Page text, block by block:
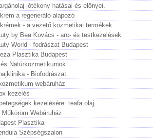
jótékony hatásai és előnyei.
a regeneráló alapozó
- a vezető kozmetikai termékek.
by Bea Kovács - arc- és testkezelések
World - fodrászat Budapest
Plasztika Budapest
Natúrkozmetikumok
- Biofodrászat
webáruház
kezelés
kezelésére: teafa olaj.
Műköröm Webáruház
Plasztika
Szépségszalon